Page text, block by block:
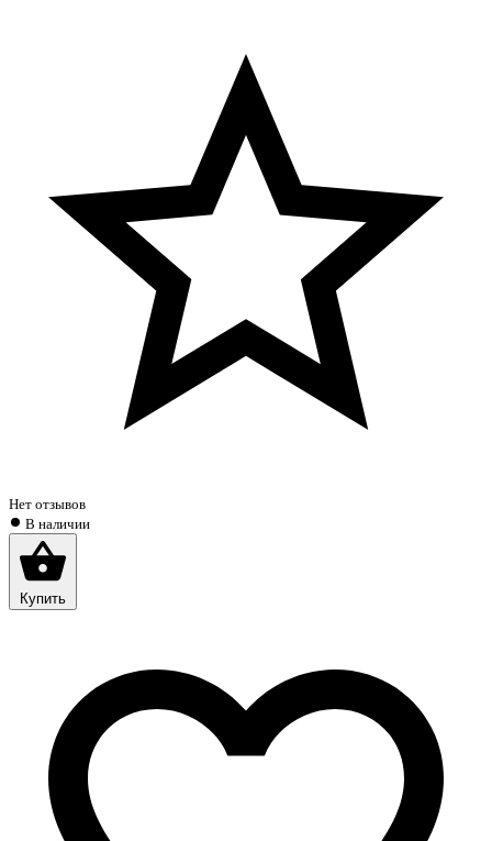
Нет отзывов
В наличии
Купить